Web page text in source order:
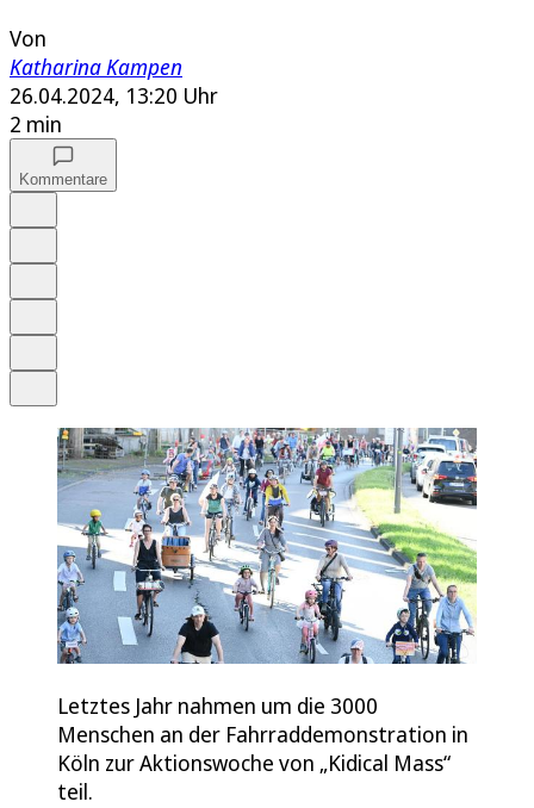
Von
Katharina Kampen
26.04.2024, 13:20 Uhr
2 min
Kommentare
Letztes Jahr nahmen um die 3000
Menschen an der Fahrraddemonstration in
Köln zur Aktionswoche von „Kidical Mass“
teil.